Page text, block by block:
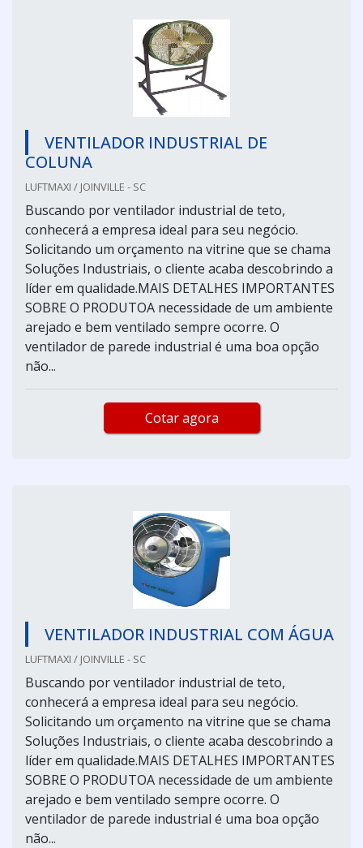
VENTILADOR INDUSTRIAL DE
COLUNA
LUFTMAXI / JOINVILLE - SC
Buscando por ventilador industrial de teto,
conhecerá a empresa ideal para seu negócio.
Solicitando um orçamento na vitrine que se chama
Soluções Industriais, o cliente acaba descobrindo a
líder em qualidade.MAIS DETALHES IMPORTANTES
SOBRE O PRODUTOA necessidade de um ambiente
arejado e bem ventilado sempre ocorre. O
ventilador de parede industrial é uma boa opção
não...
Cotar agora
VENTILADOR INDUSTRIAL COM ÁGUA
LUFTMAXI / JOINVILLE - SC
Buscando por ventilador industrial de teto,
conhecerá a empresa ideal para seu negócio.
Solicitando um orçamento na vitrine que se chama
Soluções Industriais, o cliente acaba descobrindo a
líder em qualidade.MAIS DETALHES IMPORTANTES
SOBRE O PRODUTOA necessidade de um ambiente
arejado e bem ventilado sempre ocorre. O
ventilador de parede industrial é uma boa opção
não...